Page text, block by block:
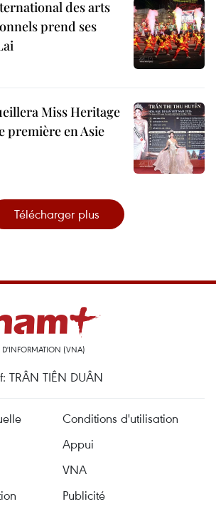
des arts
prend ses
Miss Heritage
première en Asie
Télécharger plus
(VNA)
TRÂN TIÊN DUÂN
Conditions d'utilisation
Appui
VNA
Publicité